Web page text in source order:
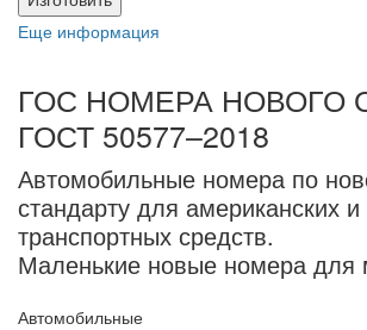
Еще информация
ГОС НОМЕРА НОВОГО
ГОСТ 50577–2018
Автомобильные номера по
стандарту для американских и
транспортных средств.
Маленькие новые номера для
Автомобильные